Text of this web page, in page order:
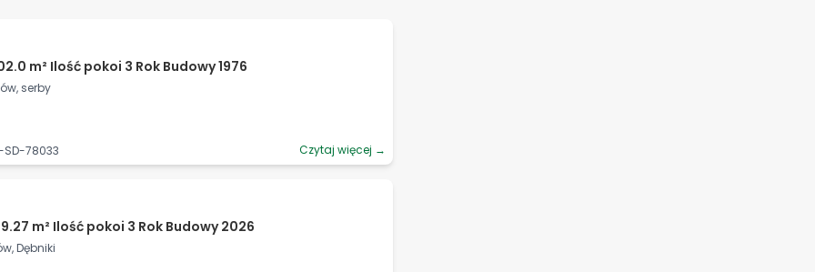
m² Ilość pokoi 3 Rok Budowy 1976
serby
SD-78033 Czytaj więcej →
m² Ilość pokoi 3 Rok Budowy 2026
Dębniki